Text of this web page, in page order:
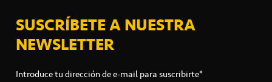
SUSCRÍBETE A NUESTRA
NEWSLETTER
Introduce tu dirección de e-mail para suscribirte*